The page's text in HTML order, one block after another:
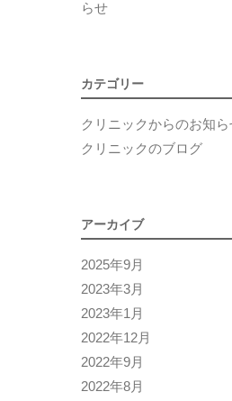
らせ
カテゴリー
クリニックからのお知ら
クリニックのブログ
アーカイブ
2025年9月
2023年3月
2023年1月
2022年12月
2022年9月
2022年8月